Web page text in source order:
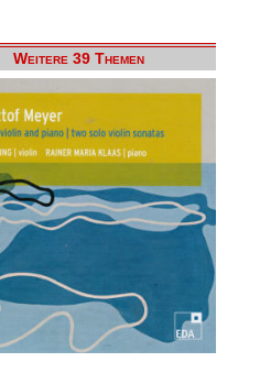
Weitere 39 Themen